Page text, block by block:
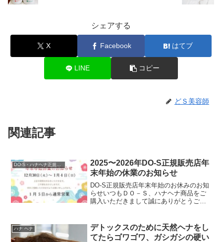
シェアする
X Facebook はてブ
LINE コピー
どＳ美容師
関連記事
2025〜2026年DO-S正規販売店年
末年始の休業のお知らせ
DO-S正規販売店年末年始のお休みのお知
らせいつもＤＯ－Ｓ、ハナヘナ商品をご
購入いただきまして誠にありがとうござ
ショッ...
ハナ ヘナ
デトックスのために天然ヘナをし
てたらゴワゴワ、ガシガシの硬い